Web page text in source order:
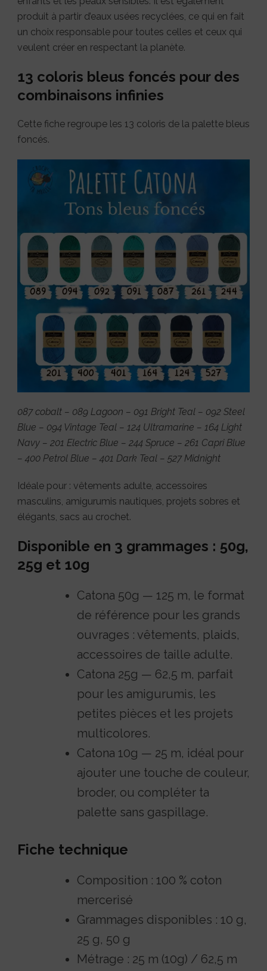
produit à partir d’eaux usées recyclées, ce qui en fait
un choix responsable pour toutes celles et ceux qui
veulent créer en respectant la planète.
13 coloris bleus foncés pour des
combinaisons infinies
Cette fiche regroupe les 13 coloris de la palette bleus
foncés.
087 cobalt – 089 Lagoon – 091 Bright Teal – 092 Steel
Blue – 094 Vintage Teal – 124 Ultramarine – 164 Light
Navy – 201 Electric Blue – 244 Spruce – 261 Capri Blue
– 400 Petrol Blue – 401 Dark Teal – 527 Midnight
Idéale pour : vêtements adulte, accessoires
masculins, amigurumis nautiques, projets sobres et
élégants, sacs au crochet.
Disponible en 3 grammages : 50g,
25g et 10g
Catona 50g — 125 m, le format
de référence pour les grands
ouvrages : vêtements, plaids,
accessoires de taille adulte.
Catona 25g — 62,5 m, parfait
pour les amigurumis, les
petites pièces et les projets
multicolores.
Catona 10g — 25 m, idéal pour
ajouter une touche de couleur,
broder, ou compléter ta
palette sans gaspillage.
Fiche technique
Composition : 100 % coton
mercerisé
Grammages disponibles : 10 g,
25 g, 50 g
Métrage : 25 m (10g) / 62,5 m